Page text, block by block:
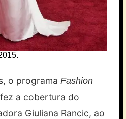
o programaFashion
a cobertura do
Giuliana Rancic, ao